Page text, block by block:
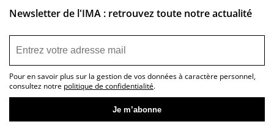
Newsletter de l'IMA : retrouvez toute notre actualité
Pour en savoir plus sur la gestion de vos données à caractère personnel,
consultez notre politique de confidentialité.